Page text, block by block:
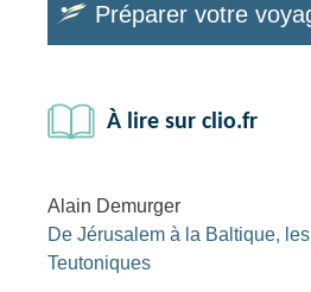
Préparer votre
À lire sur clio.fr
Alain Demurger
De Jérusalem à la Baltique,
Teutoniques